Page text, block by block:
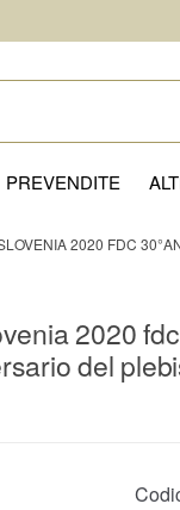
PREVENDITE
2020 FDC
2020 fdc
del